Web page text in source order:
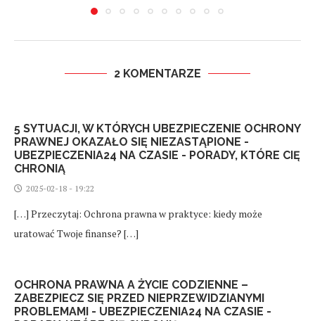
2 KOMENTARZE
5 SYTUACJI, W KTÓRYCH UBEZPIECZENIE OCHRONY
PRAWNEJ OKAZAŁO SIĘ NIEZASTĄPIONE -
UBEZPIECZENIA24 NA CZASIE - PORADY, KTÓRE CIĘ
CHRONIĄ
2025-02-18 - 19:22
[…] Przeczytaj: Ochrona prawna w praktyce: kiedy może
uratować Twoje finanse? […]
OCHRONA PRAWNA A ŻYCIE CODZIENNE –
ZABEZPIECZ SIĘ PRZED NIEPRZEWIDZIANYMI
PROBLEMAMI - UBEZPIECZENIA24 NA CZASIE -